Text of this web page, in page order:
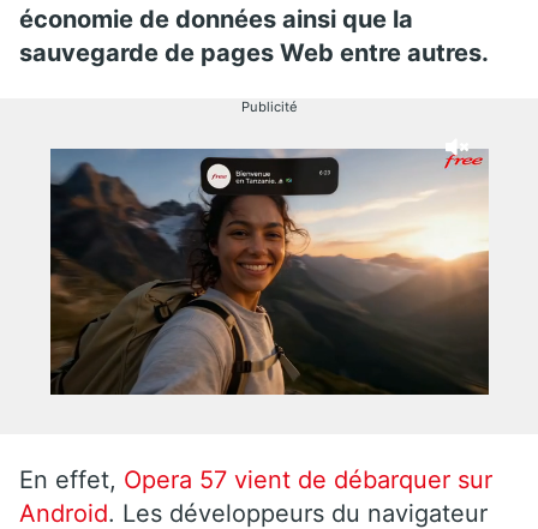
économie de données ainsi que la
sauvegarde de pages Web entre autres.
Publicité
En effet, Opera 57 vient de débarquer sur
Android. Les développeurs du navigateur